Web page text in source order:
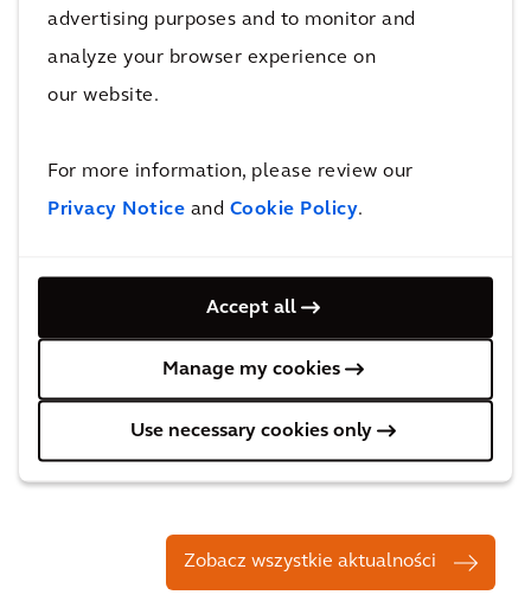
advertising purposes and to monitor and
analyze your browser experience on
our website.
For more information, please review our
Privacy Notice and Cookie Policy.
Accept all
Manage my cookies
Use necessary cookies only
Zobacz wszystkie aktualności